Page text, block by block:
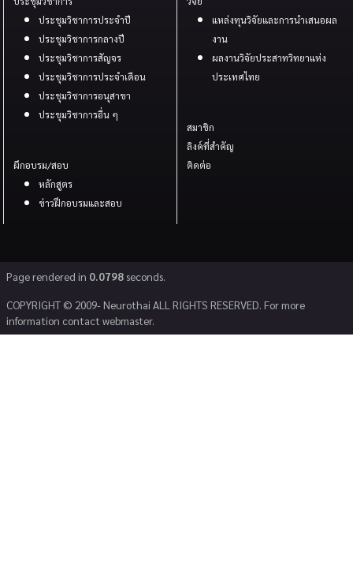
ประชุมวิชาการประจำปี
ประชุมวิชาการกลางปี
ประชุมวิชาการสัญจร
ประชุมวิชาการประจำเดือน
ประชุมวิชาการอนุสาขา
ประขุมวิชาการอื่น ๆ
ผึกอบรม/สอบ
หลักสูตร
ข่าวฝึกอบรมและสอบ
แหล่งทุนวิจัยและการนำเสนอผล
งาน
ผลงานวิจัยประสาทวิทยาแห่ง
ประเทศไทย
สมาชิก
ลิงค์ที่สำคัญ
ติดต่อ
Page rendered in 0.0798 seconds.
COPYRIGHT © 2009- Neurothai ALL RIGHTS RESERVED. For more
information contact webmaster.